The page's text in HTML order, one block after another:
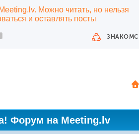
Можно читать, но нельзя
и оставлять посты
Форум на Meeting.lv